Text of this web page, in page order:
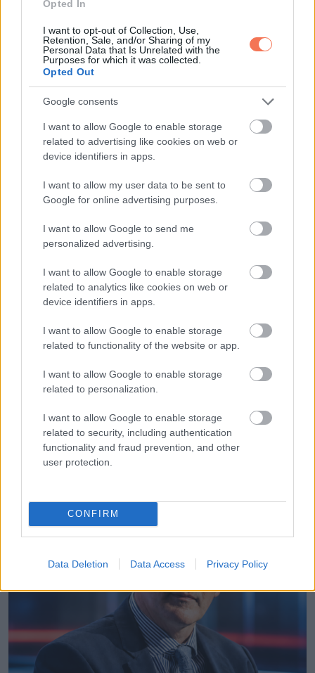
Opted In
I want to opt-out of Collection, Use,
Retention, Sale, and/or Sharing of my
Personal Data that Is Unrelated with the
Purposes for which it was collected.
Opted Out
Google consents
I want to allow Google to enable storage
related to advertising like cookies on web or
device identifiers in apps.
I want to allow my user data to be sent to
Google for online advertising purposes.
I want to allow Google to send me
personalized advertising.
I want to allow Google to enable storage
related to analytics like cookies on web or
device identifiers in apps.
I want to allow Google to enable storage
related to functionality of the website or app.
I want to allow Google to enable storage
related to personalization.
I want to allow Google to enable storage
related to security, including authentication
functionality and fraud prevention, and other
user protection.
CONFIRM
Data Deletion Data Access Privacy Policy
További bejegyzések
Hatalmas változást hoz a Kedd!Keddi